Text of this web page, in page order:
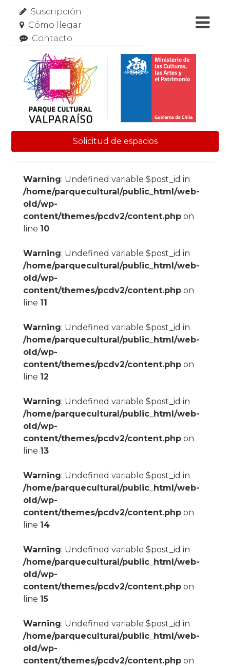
Suscripción
Cómo llegar
Contacto
Solicitud de espacios
Warning: Undefined variable $post_id in
/home/parquecultural/public_html/web-
old/wp-
content/themes/pcdv2/content.phpon
line 10
Warning: Undefined variable $post_id in
/home/parquecultural/public_html/web-
old/wp-
content/themes/pcdv2/content.phpon
line 11
Warning: Undefined variable $post_id in
/home/parquecultural/public_html/web-
old/wp-
content/themes/pcdv2/content.phpon
line 12
Warning: Undefined variable $post_id in
/home/parquecultural/public_html/web-
old/wp-
content/themes/pcdv2/content.phpon
line 13
Warning: Undefined variable $post_id in
/home/parquecultural/public_html/web-
old/wp-
content/themes/pcdv2/content.phpon
line 14
Warning: Undefined variable $post_id in
/home/parquecultural/public_html/web-
old/wp-
content/themes/pcdv2/content.phpon
line 15
Warning: Undefined variable $post_id in
/home/parquecultural/public_html/web-
old/wp-
content/themes/pcdv2/content.phpon